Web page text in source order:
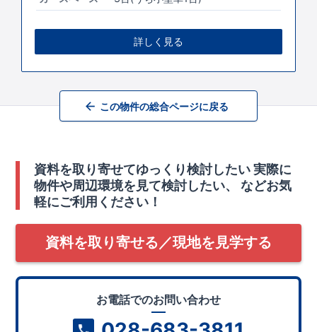
詳しく見る
この物件の総合ページに戻る
資料を取り寄せてゆっくり検討したい実際に
物件や周辺環境を見て検討したい、
などお気
軽にご利用ください！
資料を取り寄せる／現地を見学する
お電話でのお問い合わせ